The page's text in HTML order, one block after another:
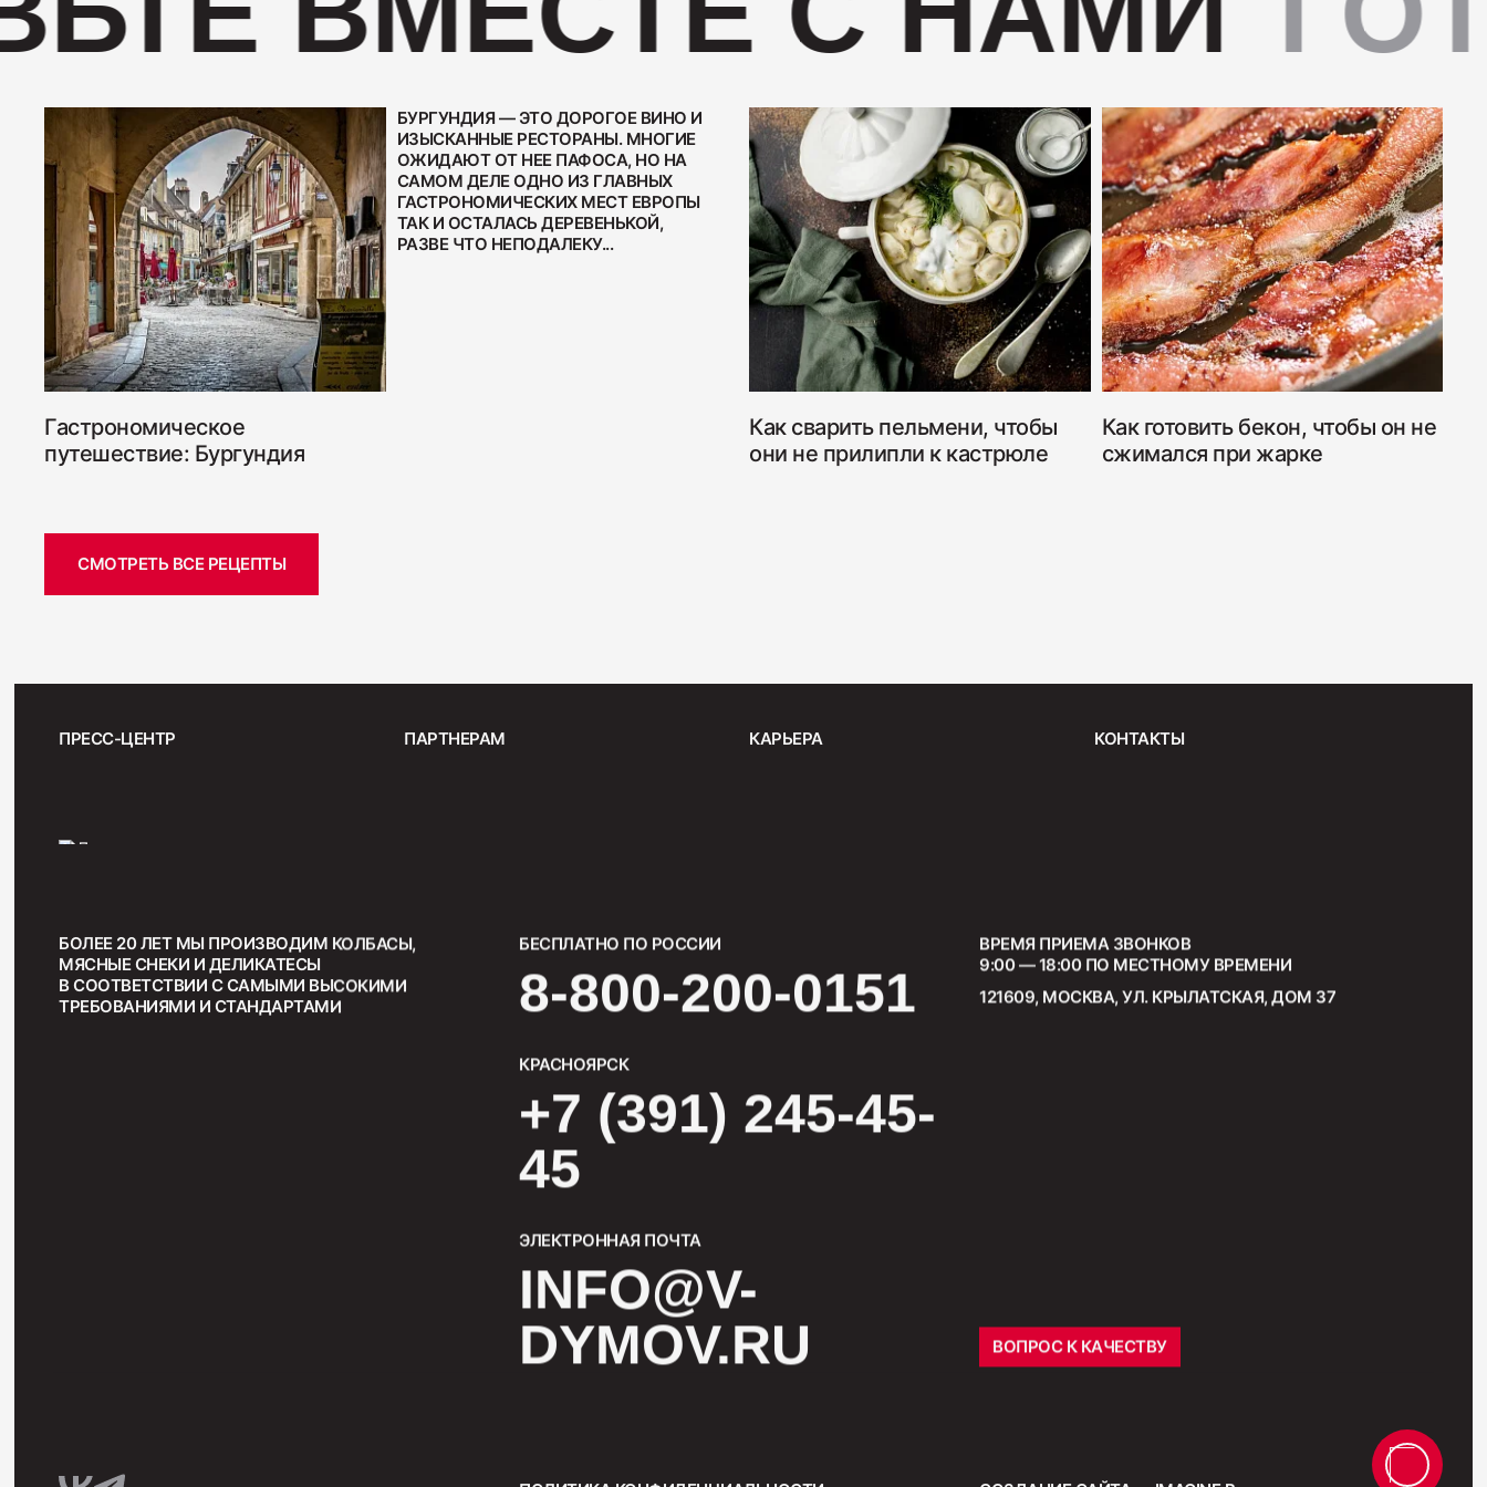
Бекон "Дабл Смок"
200
Ветчина "С окороком"
400
СМОТРЕТЬ ВСЕ
Гастрономическое
путешествие: Бургундия
БУРГУНДИЯ — ЭТО ДОРОГОЕ ВИНО И
ИЗЫСКАННЫЕ РЕСТОРАНЫ. МНОГИЕ
ОЖИДАЮТ ОТ НЕЕ ПАФОСА, НО НА
САМОМ ДЕЛЕ ОДНО ИЗ ГЛАВНЫХ
ГАСТРОНОМИЧЕСКИХ МЕСТ ЕВРОПЫ
ТАК И ОСТАЛАСЬ ДЕРЕВЕНЬКОЙ,
РАЗВЕ ЧТО НЕПОДАЛЕКУ...
Как сварить пельмени, чтобы
они не прилипли к кастрюле
Как готовить бекон, чтобы он не
сжимался при жарке
СМОТРЕТЬ ВСЕ РЕЦЕПТЫ
ПРЕСС-ЦЕНТР ПАРТНЕРАМ КАРЬЕРА КОНТАКТЫ
БОЛЕЕ 20 ЛЕТ МЫ ПРОИЗВОДИМ КОЛБАСЫ,
МЯСНЫЕ СНЕКИ И ДЕЛИКАТЕСЫ
В СООТВЕТСТВИИ С САМЫМИ ВЫСОКИМИ
ТРЕБОВАНИЯМИ И СТАНДАРТАМИ
БЕСПЛАТНО ПО РОССИИ
8-800-200-0151
КРАСНОЯРСК
+7 (391) 245-45-
45
ЭЛЕКТРОННАЯ ПОЧТА
INFO@V-
DYMOV.RU
ВРЕМЯ ПРИЕМА ЗВОНКОВ
9:00 — 18:00 ПО МЕСТНОМУ ВРЕМЕНИ
121609, МОСКВА, УЛ. КРЫЛАТСКАЯ, ДОМ 37
ВОПРОС К КАЧЕСТВУ